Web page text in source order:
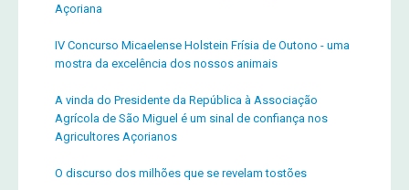
Açoriana
IV Concurso Micaelense Holstein Frísia de Outono - uma
mostra da excelência dos nossos animais
A vinda do Presidente da República à Associação
Agrícola de São Miguel é um sinal de confiança nos
Agricultores Açorianos
O discurso dos milhões que se revelam tostões